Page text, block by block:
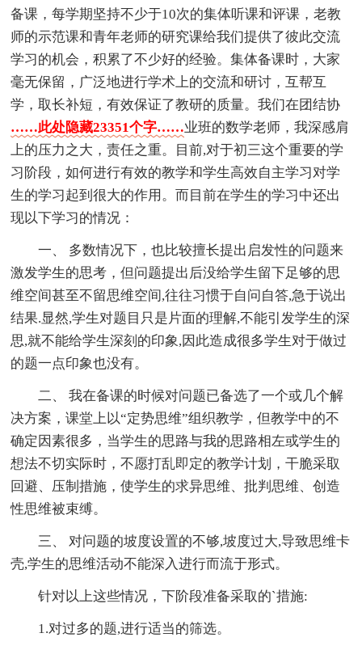
备课，每学期坚持不少于10次的集体听课和评课，老教
师的示范课和青年老师的研究课给我们提供了彼此交流
学习的机会，积累了不少好的经验。集体备课时，大家
毫无保留，广泛地进行学术上的交流和研讨，互帮互
学，取长补短，有效保证了教研的质量。我们在团结协
……此处隐藏23351个字……业班的数学老师，我深感肩
上的压力之大，责任之重。目前,对于初三这个重要的学
习阶段，如何进行有效的教学和学生高效自主学习对学
生的学习起到很大的作用。而目前在学生的学习中还出
现以下学习的情况：
一、 多数情况下，也比较擅长提出启发性的问题来
激发学生的思考，但问题提出后没给学生留下足够的思
维空间甚至不留思维空间,往往习惯于自问自答,急于说出
结果.显然,学生对题目只是片面的理解,不能引发学生的深
思,就不能给学生深刻的印象,因此造成很多学生对于做过
的题一点印象也没有。
二、 我在备课的时候对问题已备选了一个或几个解
决方案，课堂上以“定势思维”组织教学，但教学中的不
确定因素很多，当学生的思路与我的思路相左或学生的
想法不切实际时，不愿打乱即定的教学计划，干脆采取
回避、压制措施，使学生的求异思维、批判思维、创造
性思维被束缚。
三、 对问题的坡度设置的不够,坡度过大,导致思维卡
壳,学生的思维活动不能深入进行而流于形式。
针对以上这些情况，下阶段准备采取的`措施:
1.对过多的题,进行适当的筛选。